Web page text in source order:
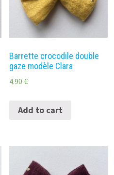
Barrette crocodile double
gaze modèle Clara
4.90€
Add to cart